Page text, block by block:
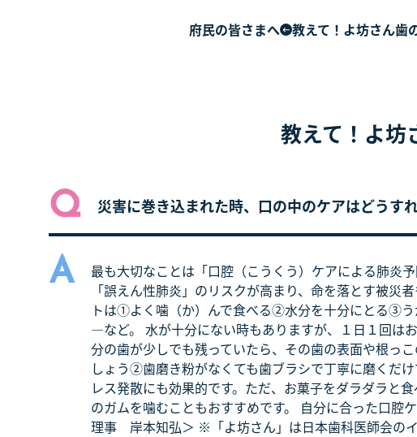
府民の皆さまへ 教えて！よ坊さん歯
教えて！よ坊
Q 災害に巻き込まれた時、口の中のケアはどうす
A
最も大切なことは「口腔（こうくう）ケアによる肺炎
「誤えん性肺炎」のリスクが高まり、命を落とす被災
トは①よく噛（か）んで食べる②水分を十分にとる③
―など。 水が十分にない時もありますが、１日１回は
分の歯が少しでも残っていたら、その歯の表面や根っ
しょう②歯磨き粉がなくても歯ブラシで丁寧に磨くだ
レス発散にも効果的です。ただ、お菓子をダラダラと
のガムを噛むこともおすすめです。 自分に合った口腔
理事 岸本知弘＞ ※「よ坊さん」は日本歯科医師会の